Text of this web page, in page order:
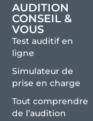
AUDITION
CONSEIL &
VOUS
Test auditif en
ligne
Simulateur de
prise en charge
Tout comprendre
de l’audition